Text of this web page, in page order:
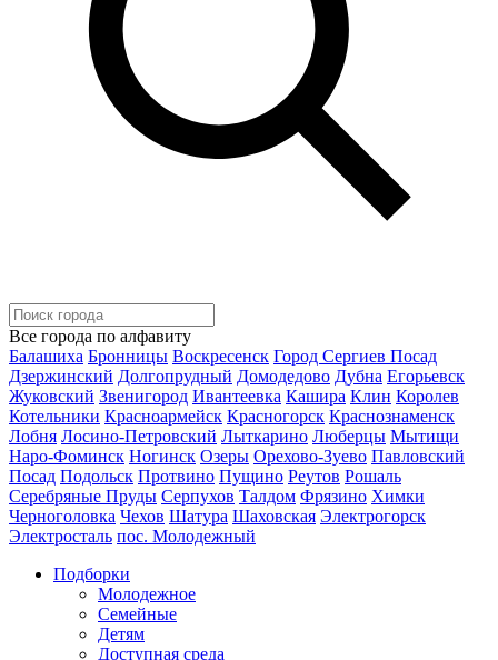
Все города по алфавиту
Балашиха Бронницы Воскресенск Город Сергиев Посад
Дзержинский Долгопрудный Домодедово Дубна Егорьевск
Жуковский Звенигород Ивантеевка Кашира Клин Королев
Котельники Красноармейск Красногорск Краснознаменск
Лобня Лосино-Петровский Лыткарино Люберцы Мытищи
Наро-Фоминск Ногинск Озеры Орехово-Зуево Павловский
Посад Подольск Протвино Пущино Реутов Рошаль
Серебряные Пруды Серпухов Талдом Фрязино Химки
Черноголовка Чехов Шатура Шаховская Электрогорск
Электросталь пос. Молодежный
Подборки
Молодежное
Семейные
Детям
Доступная среда